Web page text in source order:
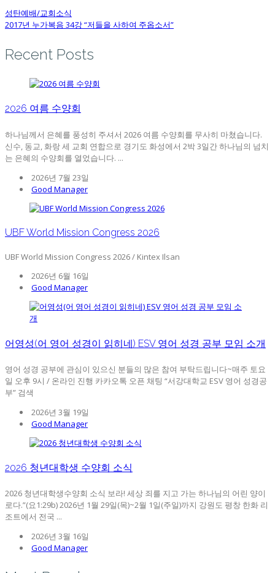
성탄예배/교회소식
2017년 누가복음 34강 “저들을 사하여 주옵소서”
Recent Posts
2026 여름 수양회
하나님께서 은혜를 풍성히 주셔서 2026 여름 수양회를 무사히 마쳤습니다.
신수, 동교, 화랑 세 교회 연합으로 경기도 화성에서 2박 3일간 하나님의 넘치
는 은혜의 수양회를 열었습니다. ...
2026년 7월 23일
Good Manager
UBF World Mission Congress 2026
UBF World Mission Congress 2026 / Kintex Ilsan
2026년 6월 16일
Good Manager
어영성(어 영어 성경이 읽히네) ESV 영어 성경 공부 모임 소개
영어 성경 공부에 관심이 있으신 분들의 많은 참여 부탁드립니다~매주 토요
일 오후 9시 / 온라인 진행 카카오톡 오픈 채팅 “서강대학교 ESV 영어 성경공
부” 검색
2026년 3월 19일
Good Manager
2026 청년대학생 수양회 소식
2026 청년대학생수양회 소식 보라! 세상 죄를 지고 가는 하나님의 어린 양이
로다.”(요1:29b) 2026년 1월 29일(목)~2월 1일(주일)까지 강원도 평창 한화 리
조트에서 전국 ...
2026년 3월 16일
Good Manager